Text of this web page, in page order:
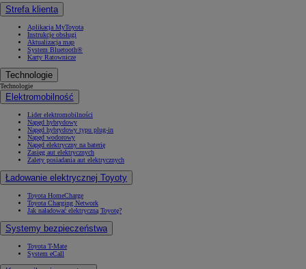
Strefa klienta
Aplikacja MyToyota
Instrukcje obsługi
Aktualizacja map
System Bluetooth®
Karty Ratownicze
Technologie
Technologie
Elektromobilność
Lider elektromobilności
Napęd hybrydowy
Napęd hybrydowy typu plug-in
Napęd wodorowy
Napęd elektryczny na baterię
Zasięg aut elektrycznych
Zalety posiadania aut elektrycznych
Ładowanie elektrycznej Toyoty
Toyota HomeCharge
Toyota Charging Network
Jak naładować elektryczną Toyotę?
Systemy bezpieczeństwa
Toyota T-Mate
System eCall